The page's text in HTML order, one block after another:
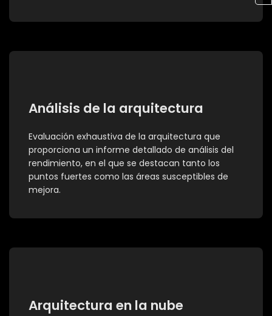
Análisis de la arquitectura
Evaluación exhaustiva de la arquitectura que
proporciona un informe detallado de análisis del
rendimiento, en el que se destacan tanto los
puntos fuertes como las áreas susceptibles de
mejora.
Arquitectura en la nube